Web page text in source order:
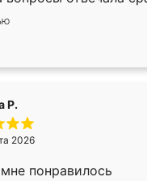
в субботу,
ответственностью.
работали
Р.
2026
понравилось